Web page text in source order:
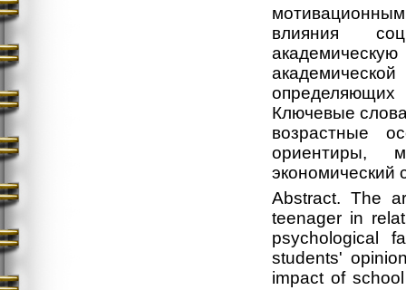
влияния
Ключевые
возрастные
ориентиры,
экономический
Abstract. The
teenager in
psychological
students'
impact of